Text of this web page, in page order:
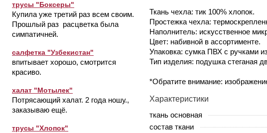
трусы "Боксеры"
Купила уже третий раз всем своим.
Прошлый раз расцветка была
симпатичней.
салфетка "Узбекистан"
впитывает хорошо, смотрится
красиво.
халат "Мотылек"
Потрясающий халат. 2 года ношу.,
заказываю ещё.
трусы "Хлопок"
Ткань чехла: тик 100% хлопок.
Простежка чехла:
Наполнитель: искусственное
Цвет: набивной в ассортименте.
Упаковка: сумка ПВХ с ручками
Тип изделия: подушка стеганая
*Обратите внимание:
Характеристики
ткань основная
состав ткани